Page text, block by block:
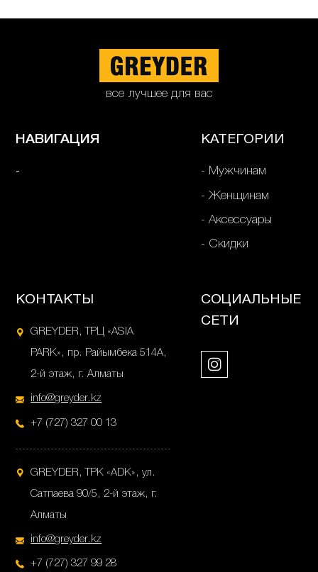
все лучшее для вас
НАВИГАЦИЯ КАТЕГОРИИ
Мужчинам
Женщинам
Аксессуары
Скидки
КОНТАКТЫ
GREYDER, ТРЦ «ASIA
PARK», пр. Райымбека 514А,
2-й этаж, г. Алматы
info@greyder.kz
+7 (727) 327 00 13
GREYDER, ТРК «ADK», ул.
Сатпаева 90/5, 2-й этаж, г.
Алматы
info@greyder.kz
+7 (727) 327 99 28
СОЦИАЛЬНЫЕ
СЕТИ